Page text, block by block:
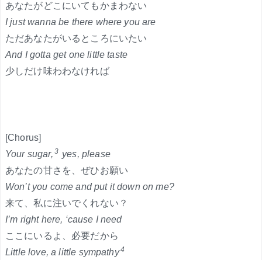
あなたがどこにいてもかまわない
I just wanna be there where you are
ただあなたがいるところにいたい
And I gotta get one little taste
少しだけ味わわなければ
[Chorus]
Your sugar, 3 yes, please
あなたの甘さを、ぜひお願い
Won’t you come and put it down on me?
来て、私に注いでくれない？
I’m right here, ‘cause I need
ここにいるよ、必要だから
Little love, a little sympathy4